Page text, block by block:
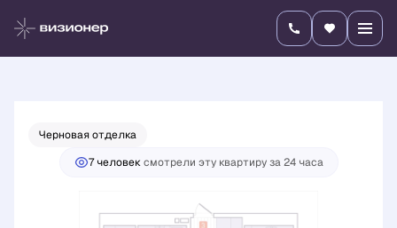
3-комнатная Цена по запросу
Черновая отделка
7 человексмотрели эту квартиру за 24 часа